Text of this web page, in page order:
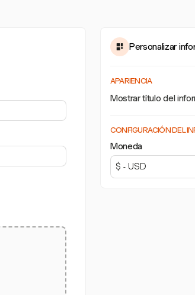
Personalizar
APARIENCIA
Mostrar título del
CONFIGURACIÓN DEL
Moneda